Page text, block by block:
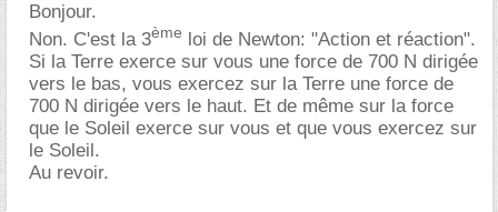
Bonjour.
Non. C'est la 3ème loi de Newton: "Action et réaction".
Si la Terre exerce sur vous une force de 700 N dirigée
vers le bas, vous exercez sur la Terre une force de
700 N dirigée vers le haut. Et de même sur la force
que le Soleil exerce sur vous et que vous exercez sur
le Soleil.
Au revoir.